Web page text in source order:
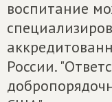
воспитание
России.